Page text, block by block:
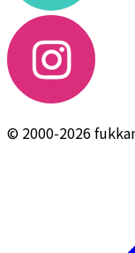
© 2000-2026